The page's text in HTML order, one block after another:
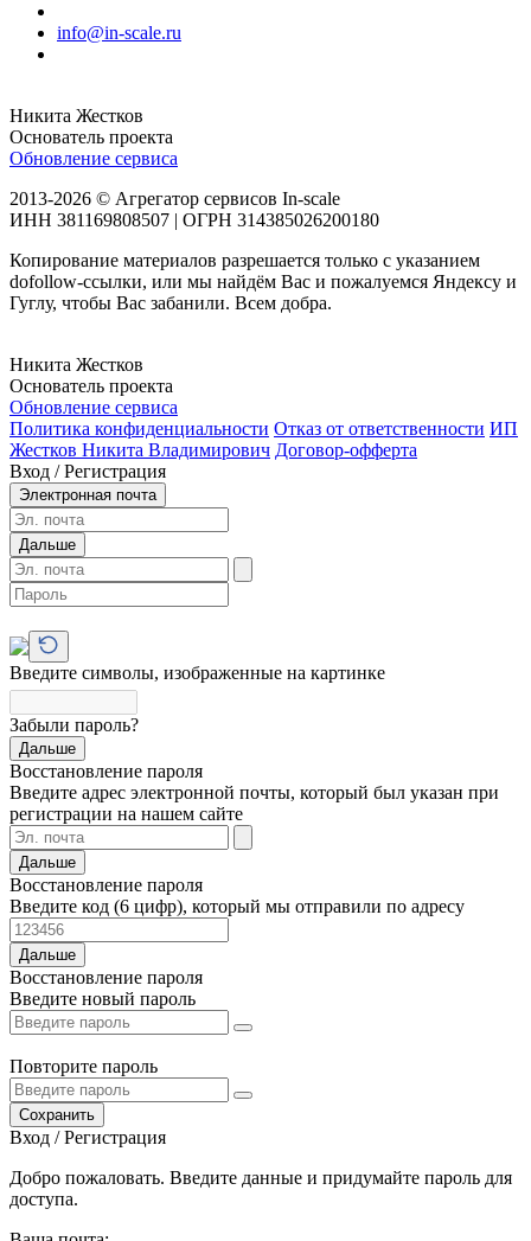
info@in-scale.ru
Никита Жестков
Основатель проекта
Обновление сервиса
2013-2026 © Агрегатор сервисов In-scale
ИНН 381169808507 | ОГРН 314385026200180
Копирование материалов разрешается только с указанием
dofollow-ссылки, или мы найдём Вас и пожалуемся Яндексу и
Гуглу, чтобы Вас забанили. Всем добра.
Никита Жестков
Основатель проекта
Обновление сервиса
Политика конфиденциальности Отказ от ответственности ИП
Жестков Никита Владимирович Договор-офферта
Вход / Регистрация
Электронная почта
Дальше
Введите символы, изображенные на картинке
Забыли пароль?
Дальше
Восстановление пароля
Введите адрес электронной почты, который был указан при
регистрации на нашем сайте
Дальше
Восстановление пароля
Введите код (6 цифр), который мы отправили по адресу
Дальше
Восстановление пароля
Введите новый пароль
Повторите пароль
Сохранить
Вход / Регистрация
Добро пожаловать. Введите данные и придумайте пароль для
доступа.